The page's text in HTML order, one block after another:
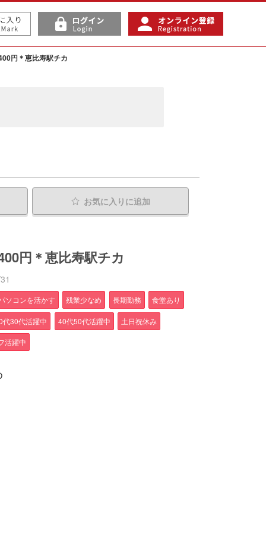
円＊恵比寿駅チカ
お気に入り に追加
円＊恵比寿駅チカ
ソコンを活かす 残業少なめ 長期勤務 食堂あり
代30代活躍中 40代50代活躍中 土日祝休み
活躍中